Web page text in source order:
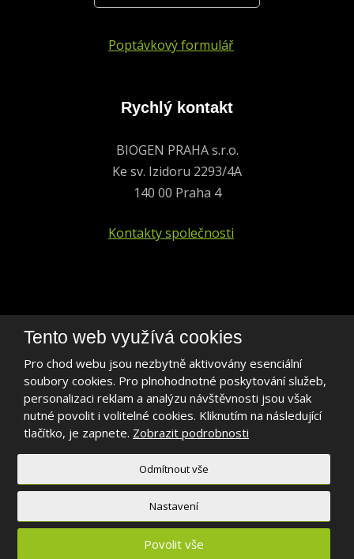
Poptávkový formulář
Rychlý kontakt
BIOGEN PRAHA s.r.o.
Ke sv. Izidoru 2293/4A
140 00 Praha 4
Kontakty společnosti
biogen@biogen.cz
LinkedIn
2026, BIOGEN PRAHA s.r.o.
Mapa stránek |Podmínky použití
Tento web využívá cookies
Pro chod webu jsou nezbytně aktivovány esenciální
soubory cookies. Pro plnohodnotné poskytování služeb,
personalizaci reklam a analýzu návštěvnosti jsou však
nutné povolit i volitelné cookies. Kliknutím na následující
tlačítko, je zapnete. Zobrazit podrobnosti
Odmítnout vše
Nastavení
Povolit vše